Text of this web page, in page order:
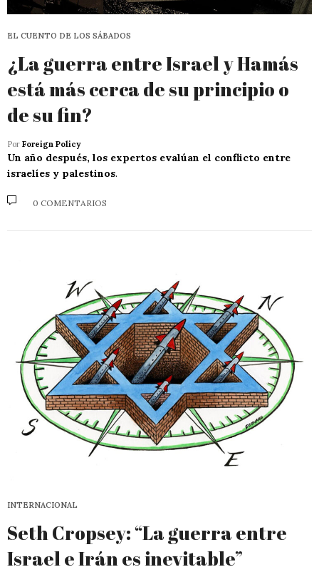
EL CUENTO DE LOS SÁBADOS
¿La guerra entre Israel y Hamás
está más cerca de su principio o
de su fin?
Por Foreign Policy
Un año después, los expertos evalúan el conflicto entre
israelíes y palestinos.
0 COMENTARIOS
INTERNACIONAL
Seth Cropsey: “La guerra entre
Israel e Irán es inevitable”